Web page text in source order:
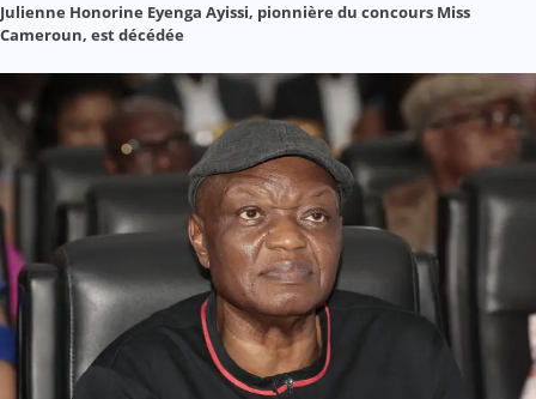
Julienne Honorine Eyenga Ayissi, pionnière du concours Miss
Cameroun, est décédée